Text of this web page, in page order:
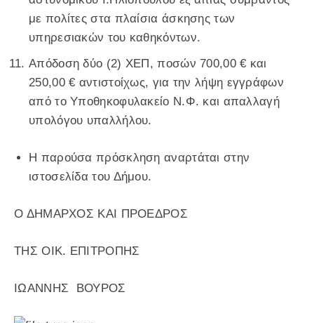
με πολίτες στα πλαίσια άσκησης των
υπηρεσιακών του καθηκόντων.
Απόδοση δύο (2) ΧΕΠ, ποσών 700,00 € και
250,00 € αντιστοίχως, για την λήψη εγγράφων
από το Υποθηκοφυλακείο Ν.Φ. και απαλλαγή
υπολόγου υπαλλήλου.
Η παρούσα πρόσκληση αναρτάται στην
ιστοσελίδα του Δήμου.
Ο ΔΗΜΑΡΧΟΣ ΚΑΙ ΠΡΟΕΔΡΟΣ
ΤΗΣ ΟΙΚ. ΕΠΙΤΡΟΠΗΣ
ΙΩΑΝΝΗΣ ΒΟΥΡΟΣ